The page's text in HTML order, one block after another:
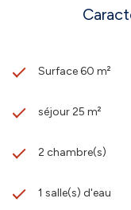
Surface 60 m²
séjour 25 m²
2 chambre(s)
1 salle(s) d'eau